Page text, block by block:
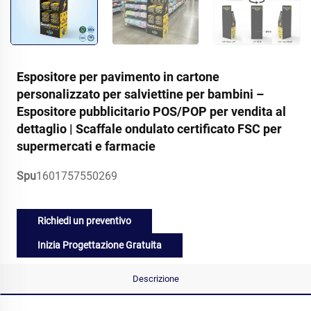
Espositore per pavimento in cartone
personalizzato per salviettine per bambini –
Espositore pubblicitario POS/POP per vendita al
dettaglio | Scaffale ondulato certificato FSC per
supermercati e farmacie
Spu1601757550269
Richiedi un preventivo
Inizia Progettazione Gratuita
Descrizione